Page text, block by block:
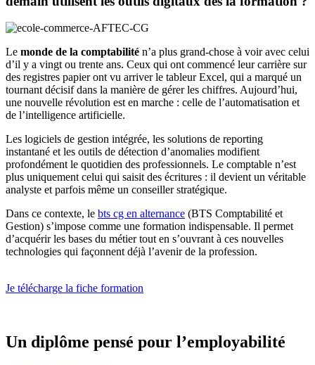
Le monde de la comptabilité n’a plus grand-chose à voir avec celui
d’il y a vingt ou trente ans. Ceux qui ont commencé leur carrière sur
des registres papier ont vu arriver le tableur Excel, qui a marqué un
tournant décisif dans la manière de gérer les chiffres. Aujourd’hui,
une nouvelle révolution est en marche : celle de l’automatisation et
de l’intelligence artificielle.
Les logiciels de gestion intégrée, les solutions de reporting
instantané et les outils de détection d’anomalies modifient
profondément le quotidien des professionnels. Le comptable n’est
plus uniquement celui qui saisit des écritures : il devient un véritable
analyste et parfois même un conseiller stratégique.
Dans ce contexte, le bts cg en alternance (BTS Comptabilité et
Gestion) s’impose comme une formation indispensable. Il permet
d’acquérir les bases du métier tout en s’ouvrant à ces nouvelles
technologies qui façonnent déjà l’avenir de la profession.
Je télécharge la fiche formation
Un diplôme pensé pour l’employabilité